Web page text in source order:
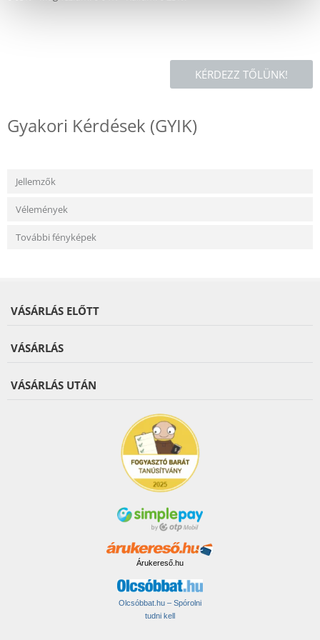
KÉRDEZZ TŐLÜNK!
Gyakori Kérdések (GYIK)
Jellemzők
Vélemények
További fényképek
VÁSÁRLÁS ELŐTT
VÁSÁRLÁS
VÁSÁRLÁS UTÁN
Árukereső.hu
Olcsóbbat.hu – Spórolni
tudni kell